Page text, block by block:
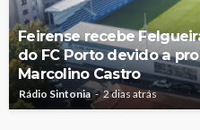
Feirense recebe
do FC Porto devido a
Marcolino Castro
Rádio Sintonia 2 dias atrás